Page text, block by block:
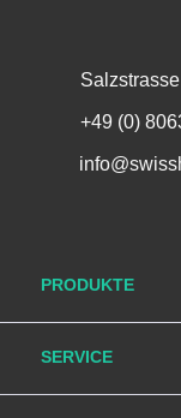
+49 (0)
PRODUKTE
SERVICE